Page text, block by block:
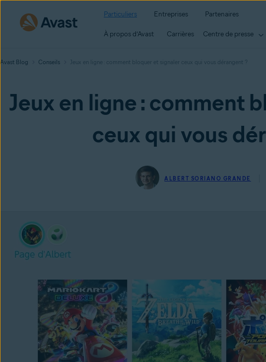
Particuliers Entreprises Partenaires
À propos d’Avast Carrières Centre de presse
Avast Blog Conseils Jeux en ligne : comment bloquer et signaler ceux qui vous dérangent ?
Jeux en ligne : comment
ceux qui vous
ALBERT SORIANO GRANDE